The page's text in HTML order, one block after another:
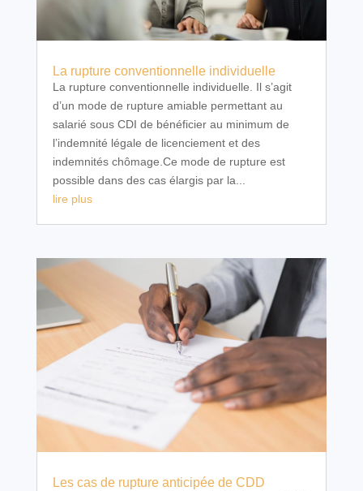
La rupture conventionnelle individuelle
La rupture conventionnelle individuelle. Il s’agit
d’un mode de rupture amiable permettant au
salarié sous CDI de bénéficier au minimum de
l’indemnité légale de licenciement et des
indemnités chômage.Ce mode de rupture est
possible dans des cas élargis par la...
lire plus
Les cas de rupture anticipée de CDD